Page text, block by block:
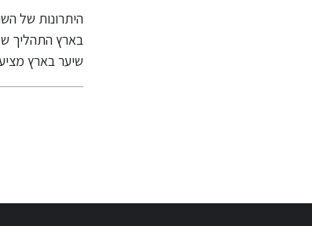
היתרונות של השתלת שיער
בארץ התהליך של השתלת
שיער בארץ מציע...